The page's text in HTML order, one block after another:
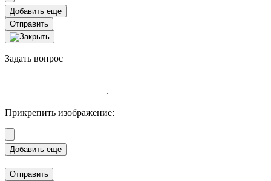
Отправить
Задать вопрос
Прикрепить изображение:
Отправить